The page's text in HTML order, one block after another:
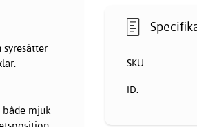
syresätter
mjuk
SKU:
ID: